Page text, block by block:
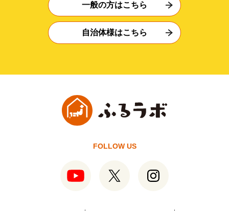
一般の方はこちら
自治体様はこちら
FOLLOW US